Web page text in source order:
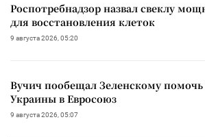
Роспотребнадзор назвал свеклу
для восстановления клеток
9 августа 2026, 05:20
Вучич пообещал Зеленскому помочь
Украины в Евросоюз
9 августа 2026, 05:07